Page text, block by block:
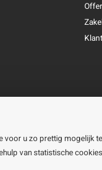
u zo prettig mogelijk
van statistische